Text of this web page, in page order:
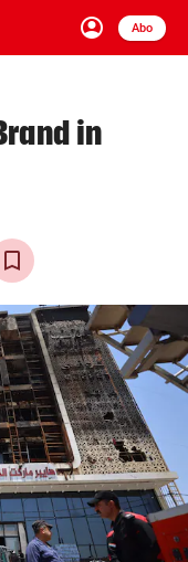
account_circle
Anmelden
Abo
close Schließen
arrow_right
in